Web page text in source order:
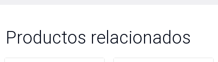
Productos relacionados